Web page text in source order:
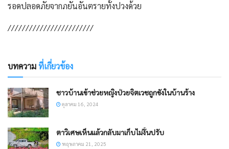
รอดปลอดภัยจากภยันอันตรายทั้งปวงด้วย
////////////////////////
บทความที่เกี่ยวข้อง
ชาวบ้านเข้าช่วยหญิงป่วยจิตเวชถูกขังในบ้านร้าง
ตุลาคม 16, 2024
ตาวิเศษเห็นแล้วกลับมาเก็บไม่งั้นปรับ
พฤษภาคม 21, 2025